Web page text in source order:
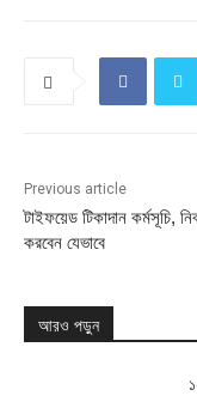
Previous article
টাইফয়েড টিকাদান কর্মসূচি,
করবেন যেভাবে
আরও পড়ুন